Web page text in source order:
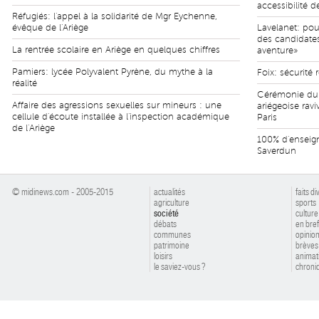
Réfugiés: l'appel à la solidarité de Mgr Eychenne,
évêque de l'Ariège
La rentrée scolaire en Ariège en quelques chiffres
Pamiers: lycée Polyvalent Pyrène, du mythe à la
réalité
Affaire des agressions sexuelles sur mineurs : une
cellule d'écoute installée à l'inspection académique
de l'Ariège
accessibilité
Lavelanet:
des
aventure»
Foix: sécurité
Cérémonie
ariégeoise
Paris
100%
Saverdun
© midinews.com - 2005-2015
actualités
agriculture
société
débats
communes
patrimoine
loisirs
le saviez-vous ?
faits
sports
culture
en bref
brèves